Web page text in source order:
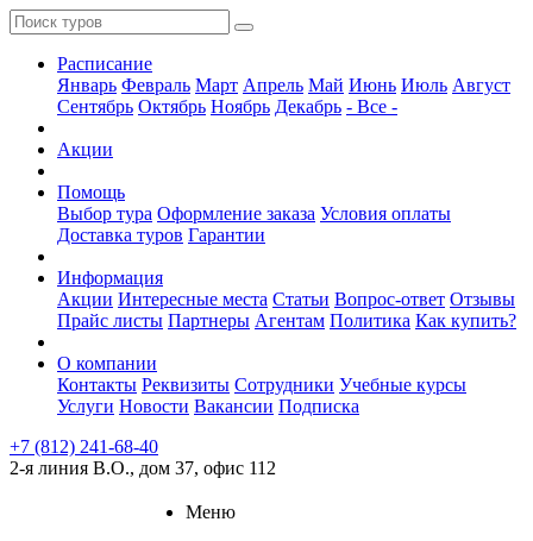
Расписание
Январь Февраль Март Апрель Май Июнь Июль Август
Сентябрь Октябрь Ноябрь Декабрь - Все -
Акции
Помощь
Выбор тура Оформление заказа Условия оплаты
Доставка туров Гарантии
Информация
Акции Интересные места Статьи Вопрос-ответ Отзывы
Прайс листы Партнеры Агентам Политика Как купить?
О компании
Контакты Реквизиты Сотрудники Учебные курсы
Услуги Новости Вакансии Подписка
+7 (812) 241-68-40
2-я линия В.О., дом 37, офис 112
Меню